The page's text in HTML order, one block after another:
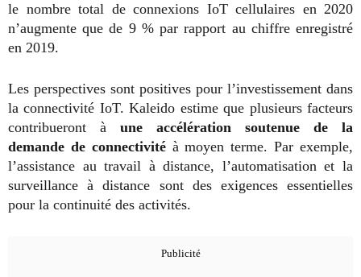
le nombre total de connexions IoT cellulaires en 2020
n’augmente que de 9 % par rapport au chiffre enregistré
en 2019.
Les perspectives sont positives pour l’investissement dans
la connectivité IoT. Kaleido estime que plusieurs facteurs
contribueront à une accélération soutenue de la
demande de connectivitéà moyen terme. Par exemple,
l’assistance au travail à distance, l’automatisation et la
surveillance à distance sont des exigences essentielles
pour la continuité des activités.